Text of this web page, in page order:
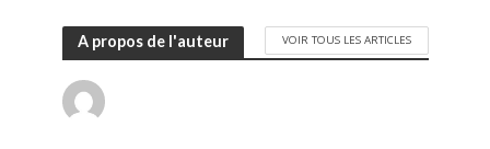
A propos de l'auteur VOIR TOUS LES ARTICLES